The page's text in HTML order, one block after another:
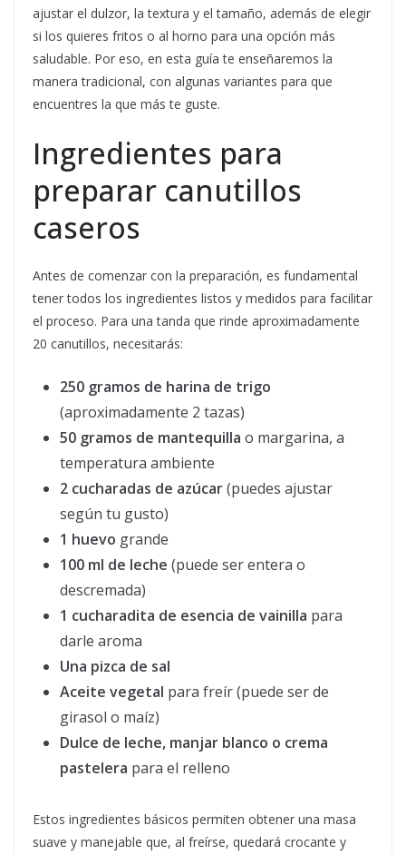
ajustar el dulzor, la textura y el tamaño, además de elegir
si los quieres fritos o al horno para una opción más
saludable. Por eso, en esta guía te enseñaremos la
manera tradicional, con algunas variantes para que
encuentres la que más te guste.
Ingredientes para
preparar canutillos
caseros
Antes de comenzar con la preparación, es fundamental
tener todos los ingredientes listos y medidos para facilitar
el proceso. Para una tanda que rinde aproximadamente
20 canutillos, necesitarás:
250 gramos de harina de trigo
(aproximadamente 2 tazas)
50 gramos de mantequilla o margarina, a
temperatura ambiente
2 cucharadas de azúcar(puedes ajustar
según tu gusto)
1 huevo grande
100 ml de leche (puede ser entera o
descremada)
1 cucharadita de esencia de vainilla para
darle aroma
Una pizca de sal
Aceite vegetal para freír (puede ser de
girasol o maíz)
Dulce de leche, manjar blanco o crema
pastelera para el relleno
Estos ingredientes básicos permiten obtener una masa
suave y manejable que, al freírse, quedará crocante y